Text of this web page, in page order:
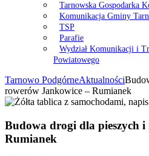
Tarnowska Gospodarka
Komunikacja Gminy
TSP
Parafie
Wydział Komunikacji i
Powiatowego
Tarnowo PodgórneAktualności
rowerów Jankowice – Rumianek
Budowa drogi dla pieszych
Rumianek